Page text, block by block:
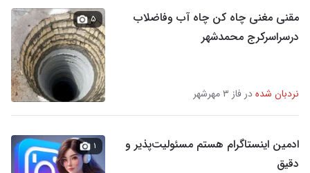
مقنی مغنی چاه کن چاه آب وفاضلاب
درسراسرکرج محمدشهر
نردبان شدهدر فاز ۳ مهرشهر
۵
ادمین اینستاگرام هستم مسئولیت‌پذیر و
دقیق
۱